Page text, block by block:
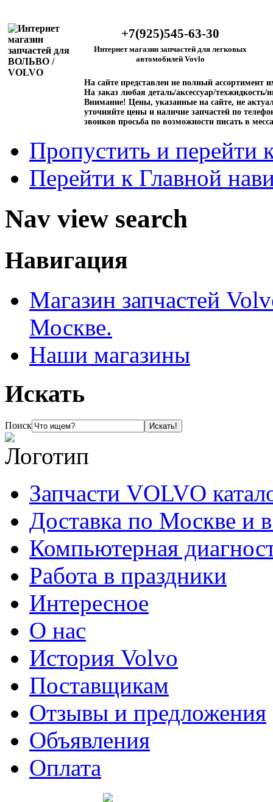
+7(925)545-63-30
Интернет магазин запчастей для легковых
автомобилей Vovlo
На сайте представлен не полный ассортимент
На заказ любая деталь/аксессуар/техжидкость/
Внимание! Цены, указанные на сайте, не
уточняйте цены и наличие запчастей по
звонков просьба по возможности писать в
Пропустить и перейти
Перейти к Главной
Nav view search
Навигация
Магазин запчастей
Москве.
Наши магазины
Искать
Поиск
Запчасти VOLVO
Доставка по Москве и
Компьютерная
Работа в праздники
Интересное
О нас
История Volvo
Поставщикам
Отзывы и предложения
Объявления
Оплата